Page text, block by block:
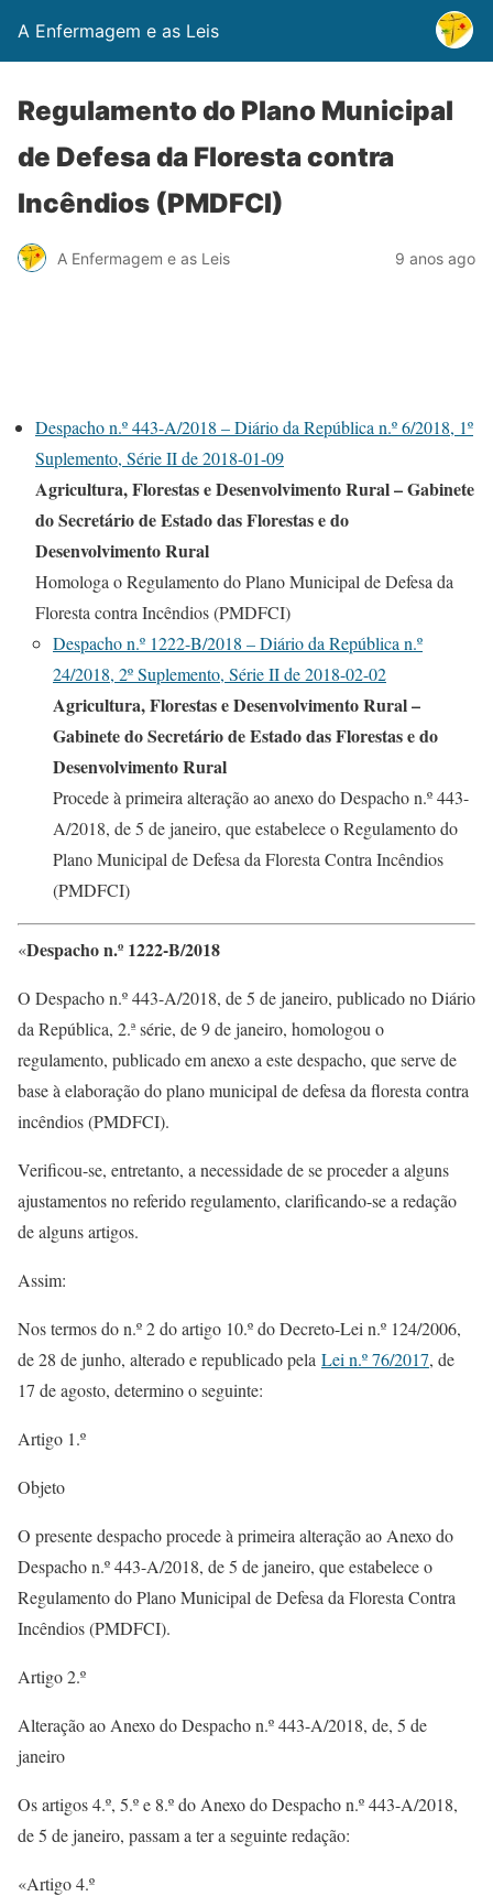
A Enfermagem e as Leis
Regulamento do Plano Municipal
de Defesa da Floresta contra
Incêndios (PMDFCI)
A Enfermagem e as Leis 9 anos ago
Despacho n.º 443-A/2018 – Diário da República n.º 6/2018, 1º
Suplemento, Série II de 2018-01-09
Agricultura, Florestas e Desenvolvimento Rural – Gabinete
do Secretário de Estado das Florestas e do
Desenvolvimento Rural
Homologa o Regulamento do Plano Municipal de Defesa da
Floresta contra Incêndios (PMDFCI)
Despacho n.º 1222-B/2018 – Diário da República n.º
24/2018, 2º Suplemento, Série II de 2018-02-02
Agricultura, Florestas e Desenvolvimento Rural –
Gabinete do Secretário de Estado das Florestas e do
Desenvolvimento Rural
Procede à primeira alteração ao anexo do Despacho n.º 443-
A/2018, de 5 de janeiro, que estabelece o Regulamento do
Plano Municipal de Defesa da Floresta Contra Incêndios
(PMDFCI)
«Despacho n.º 1222-B/2018
O Despacho n.º 443-A/2018, de 5 de janeiro, publicado no Diário
da República, 2.ª série, de 9 de janeiro, homologou o
regulamento, publicado em anexo a este despacho, que serve de
base à elaboração do plano municipal de defesa da floresta contra
incêndios (PMDFCI).
Verificou-se, entretanto, a necessidade de se proceder a alguns
ajustamentos no referido regulamento, clarificando-se a redação
de alguns artigos.
Assim:
Nos termos do n.º 2 do artigo 10.º do Decreto-Lei n.º 124/2006,
de 28 de junho, alterado e republicado pela Lei n.º 76/2017, de
17 de agosto, determino o seguinte:
Artigo 1.º
Objeto
O presente despacho procede à primeira alteração ao Anexo do
Despacho n.º 443-A/2018, de 5 de janeiro, que estabelece o
Regulamento do Plano Municipal de Defesa da Floresta Contra
Incêndios (PMDFCI).
Artigo 2.º
Alteração ao Anexo do Despacho n.º 443-A/2018, de, 5 de
janeiro
Os artigos 4.º, 5.º e 8.º do Anexo do Despacho n.º 443-A/2018,
de 5 de janeiro, passam a ter a seguinte redação:
«Artigo 4.º